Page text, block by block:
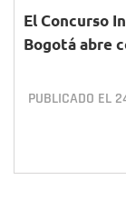
El Concurso
Bogotá abre
PUBLICADO EL